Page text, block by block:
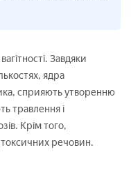
Завдяки
ядра
сприяють утворенню
травлення і
Крім того,
токсичних речовин.